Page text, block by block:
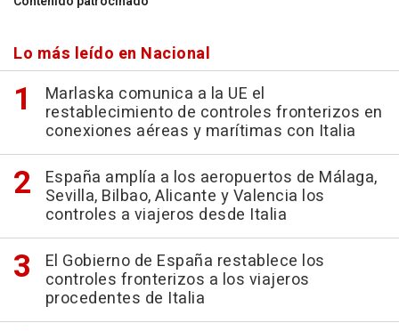
Lo más leído en Nacional
Marlaska comunica a la UE el
restablecimiento de controles fronterizos en
conexiones aéreas y marítimas con Italia
España amplía a los aeropuertos de Málaga,
Sevilla, Bilbao, Alicante y Valencia los
controles a viajeros desde Italia
El Gobierno de España restablece los
controles fronterizos a los viajeros
procedentes de Italia